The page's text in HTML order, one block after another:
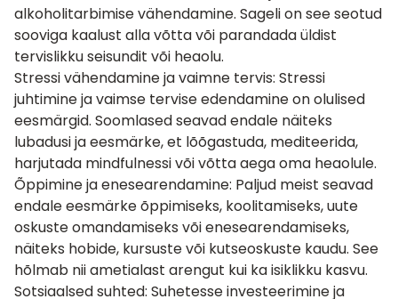
alkoholitarbimise vähendamine. Sageli on see seotud
sooviga kaalust alla võtta või parandada üldist
tervislikku seisundit või heaolu.
Stressi vähendamine ja vaimne tervis: Stressi
juhtimine ja vaimse tervise edendamine on olulised
eesmärgid. Soomlased seavad endale näiteks
lubadusi ja eesmärke, et lõõgastuda, mediteerida,
harjutada mindfulnessi või võtta aega oma heaolule.
Õppimine ja enesearendamine: Paljud meist seavad
endale eesmärke õppimiseks, koolitamiseks, uute
oskuste omandamiseks või enesearendamiseks,
näiteks hobide, kursuste või kutseoskuste kaudu. See
hõlmab nii ametialast arengut kui ka isiklikku kasvu.
Sotsiaalsed suhted: Suhetesse investeerimine ja